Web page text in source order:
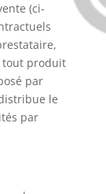
(ci-
tout produit
par
le
par